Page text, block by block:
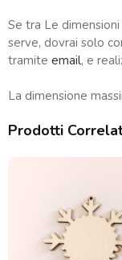
Se tra Le
serve, dovrai solo
tramite email, e
La dimensione
Prodotti